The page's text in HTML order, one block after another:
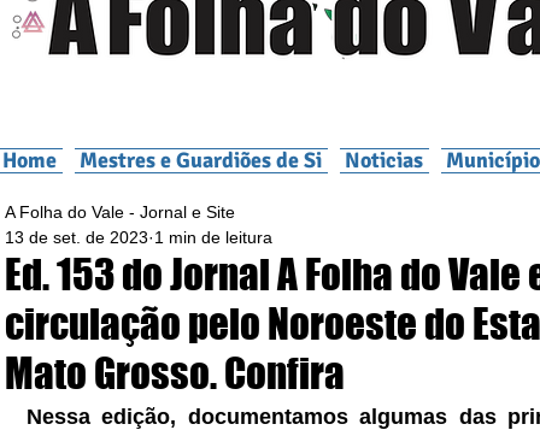
Home Mestres e Guardiões de Si Noticias
Ed. 153 do Jornal A Folha do Vale
circulação pelo Noroeste do
Mato Grosso. Confira
A Folha do Vale - Jornal e Site
13 de set. de 2023 1 min de leitura
Nessa edição, documentamos algumas das